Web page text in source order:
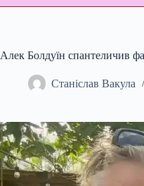
Алек Болдуїн спантеличив
Станіслав Вакула